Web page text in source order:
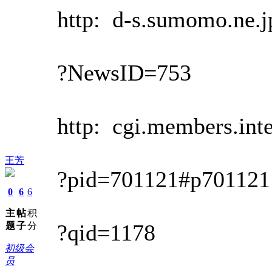
王芳
0
主
题
6
帖
子
6
积
分
初级会
员
http: d-
?NewsID=753
http:
?pid=701121#p701121
?qid=1178